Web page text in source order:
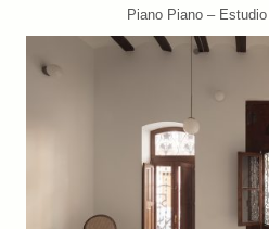
Piano Piano –